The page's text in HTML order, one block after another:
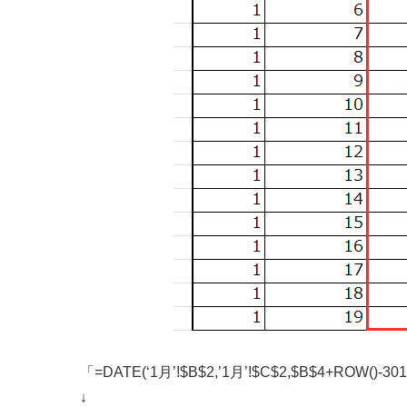
「=DATE(‘1月’!$B$2,’1月’!$C$2,$B$4+ROW()-
↓